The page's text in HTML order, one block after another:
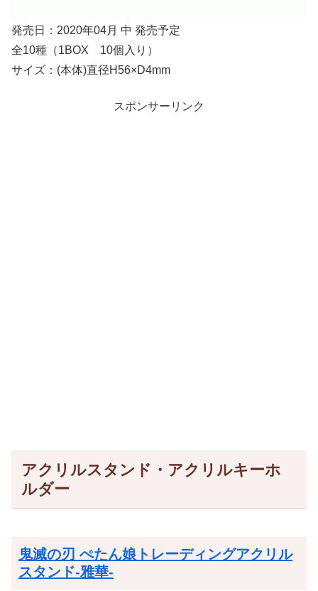
発売日：2020年04月 中 発売予定
全10種（1BOX 10個入り）
サイズ：(本体)直径H56×D4mm
スポンサーリンク
アクリルスタンド・アクリルキーホ
ルダー
鬼滅の刃 ぺたん娘トレーディングアクリル
スタンド-雅華-